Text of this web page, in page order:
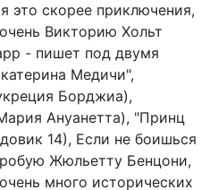
это скорее приключения,
Викторию Хольт
- пишет под двумя
Медичи",
Борджиа),
Ануанетта), "Принц
14), Если не боишься
Жюльетту Бенцони,
много исторических